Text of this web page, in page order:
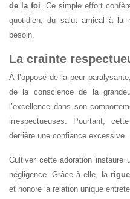
de la foi . Ce simple effort
quotidien, du salut amical à la
besoin.
La crainte
À l’opposé de la peur
de la conscience de la
l’excellence dans son
irrespectueuses. Pourtant,
derrière une confiance excessive.
Cultiver cette adoration instaure
négligence. Grâce à elle, la
et honore la relation unique